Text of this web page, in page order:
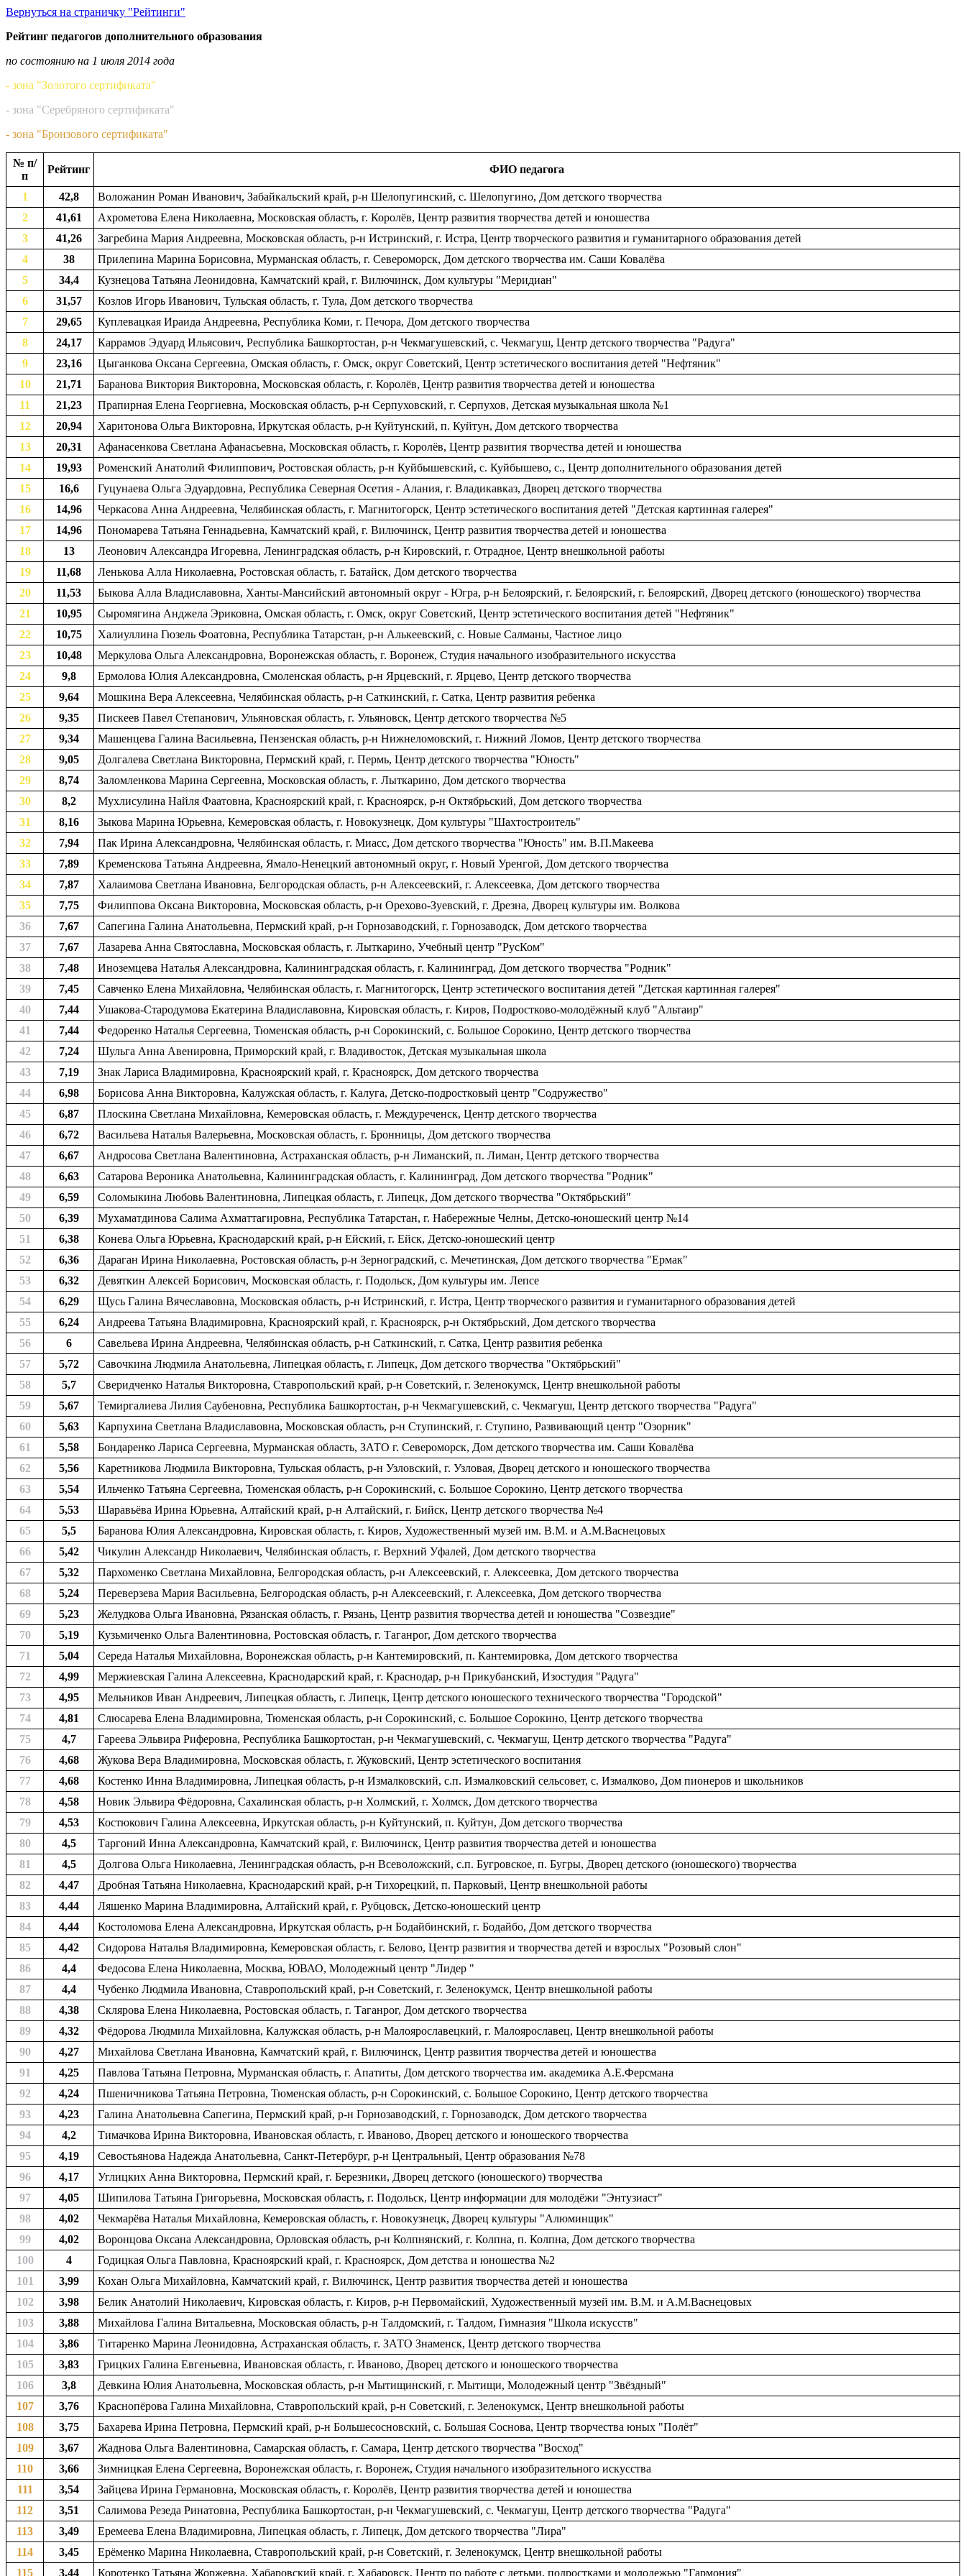
Вернуться на страничку "Рейтинги"
Рейтинг педагогов дополнительного образования
по состоянию на 1 июля 2014 года
- зона "Золотого сертификата"
- зона "Серебряного сертификата"
- зона "Бронзового сертификата"
№ п/
п
Рейтинг ФИО педагога
1 42,8
Воложанин Роман Иванович, Забайкальский край, р-н Шелопугинский, с. Шелопугино, Дом детского творчества
2
41,61
Ахрометова Елена Николаевна, Московская область, г. Королёв, Центр развития творчества детей и юношества
3
41,26
Загребина Мария Андреевна, Московская область, р-н Истринский, г. Истра, Центр творческого развития и гуманитарного образования детей
4
38
Прилепина Марина Борисовна, Мурманская область, г. Североморск, Дом детского творчества им. Саши Ковалёва
5
34,4
Кузнецова Татьяна Леонидовна, Камчатский край, г. Вилючинск, Дом культуры "Меридиан"
6
31,57
Козлов Игорь Иванович, Тульская область, г. Тула, Дом детского творчества
7
29,65
Куплевацкая Ираида Андреевна, Республика Коми, г. Печора, Дом детского творчества
8
24,17
Каррамов Эдуард Ильясович, Республика Башкортостан, р-н Чекмагушевский, с. Чекмагуш, Центр детского творчества "Радуга"
9
23,16
Цыганкова Оксана Сергеевна, Омская область, г. Омск, округ Советский, Центр эстетического воспитания детей "Нефтяник"
10
21,71
Баранова Виктория Викторовна, Московская область, г. Королёв, Центр развития творчества детей и юношества
11
21,23
Прапирная Елена Георгиевна, Московская область, р-н Серпуховский, г. Серпухов, Детская музыкальная школа №1
12
20,94
Харитонова Ольга Викторовна, Иркутская область, р-н Куйтунский, п. Куйтун, Дом детского творчества
13
20,31
Афанасенкова Светлана Афанасьевна, Московская область, г. Королёв, Центр развития творчества детей и юношества
14
19,93
Роменский Анатолий Филиппович, Ростовская область, р-н Куйбышевский, с. Куйбышево, с., Центр дополнительного образования детей
15
16,6
Гуцунаева Ольга Эдуардовна, Республика Северная Осетия - Алания, г. Владикавказ, Дворец детского творчества
16
14,96
Черкасова Анна Андреевна, Челябинская область, г. Магнитогорск, Центр эстетического воспитания детей "Детская картинная галерея"
17
14,96
Пономарева Татьяна Геннадьевна, Камчатский край, г. Вилючинск, Центр развития творчества детей и юношества
18
13
Леонович Александра Игоревна, Ленинградская область, р-н Кировский, г. Отрадное, Центр внешкольной работы
19
11,68
Ленькова Алла Николаевна, Ростовская область, г. Батайск, Дом детского творчества
20
11,53
Быкова Алла Владиславовна, Ханты-Мансийский автономный округ - Югра, р-н Белоярский, г. Белоярский, г. Белоярский, Дворец детского (юношеского) творчества
21
10,95
Сыромягина Анджела Эриковна, Омская область, г. Омск, округ Советский, Центр эстетического воспитания детей "Нефтяник"
22
10,75
Халиуллина Гюзель Фоатовна, Республика Татарстан, р-н Алькеевский, с. Новые Салманы, Частное лицо
23
10,48
Меркулова Ольга Александровна, Воронежская область, г. Воронеж, Студия начального изобразительного искусства
24
9,8
Ермолова Юлия Александровна, Смоленская область, р-н Ярцевский, г. Ярцево, Центр детского творчества
25
9,64
Мошкина Вера Алексеевна, Челябинская область, р-н Саткинский, г. Сатка, Центр развития ребенка
26
9,35
Пискеев Павел Степанович, Ульяновская область, г. Ульяновск, Центр детского творчества №5
27
9,34
Машенцева Галина Васильевна, Пензенская область, р-н Нижнеломовский, г. Нижний Ломов, Центр детского творчества
28
9,05
Долгалева Светлана Викторовна, Пермский край, г. Пермь, Центр детского творчества "Юность"
29
8,74
Заломленкова Марина Сергеевна, Московская область, г. Лыткарино, Дом детского творчества
30
8,2
Мухлисулина Найля Фаатовна, Красноярский край, г. Красноярск, р-н Октябрьский, Дом детского творчества
31
8,16
Зыкова Марина Юрьевна, Кемеровская область, г. Новокузнецк, Дом культуры "Шахтостроитель"
32
7,94
Пак Ирина Александровна, Челябинская область, г. Миасс, Дом детского творчества "Юность" им. В.П.Макеева
33
7,89
Кременскова Татьяна Андреевна, Ямало-Ненецкий автономный округ, г. Новый Уренгой, Дом детского творчества
34
7,87
Халаимова Светлана Ивановна, Белгородская область, р-н Алексеевский, г. Алексеевка, Дом детского творчества
35
7,75
Филиппова Оксана Викторовна, Московская область, р-н Орехово-Зуевский, г. Дрезна, Дворец культуры им. Волкова
36
7,67
Сапегина Галина Анатольевна, Пермский край, р-н Горнозаводский, г. Горнозаводск, Дом детского творчества
37
7,67
Лазарева Анна Святославна, Московская область, г. Лыткарино, Учебный центр "РусКом"
38
7,48
Иноземцева Наталья Александровна, Калининградская область, г. Калининград, Дом детского творчества "Родник"
39
7,45
Савченко Елена Михайловна, Челябинская область, г. Магнитогорск, Центр эстетического воспитания детей "Детская картинная галерея"
40
7,44
Ушакова-Стародумова Екатерина Владиславовна, Кировская область, г. Киров, Подростково-молодёжный клуб "Альтаир"
41
7,44
Федоренко Наталья Сергеевна, Тюменская область, р-н Сорокинский, с. Большое Сорокино, Центр детского творчества
42
7,24
Шульга Анна Авенировна, Приморский край, г. Владивосток, Детская музыкальная школа
43
7,19
Знак Лариса Владимировна, Красноярский край, г. Красноярск, Дом детского творчества
44
6,98
Борисова Анна Викторовна, Калужская область, г. Калуга, Детско-подростковый центр "Содружество"
45
6,87
Плоскина Светлана Михайловна, Кемеровская область, г. Междуреченск, Центр детского творчества
46
6,72
Васильева Наталья Валерьевна, Московская область, г. Бронницы, Дом детского творчества
47
6,67
Андросова Светлана Валентиновна, Астраханская область, р-н Лиманский, п. Лиман, Центр детского творчества
48
6,63
Сатарова Вероника Анатольевна, Калининградская область, г. Калининград, Дом детского творчества "Родник"
49
6,59
Соломыкина Любовь Валентиновна, Липецкая область, г. Липецк, Дом детского творчества "Октябрьский"
50
6,39
Мухаматдинова Салима Ахматтагировна, Республика Татарстан, г. Набережные Челны, Детско-юношеский центр №14
51
6,38
Конева Ольга Юрьевна, Краснодарский край, р-н Ейский, г. Ейск, Детско-юношеский центр
52
6,36
Дараган Ирина Николаевна, Ростовская область, р-н Зерноградский, с. Мечетинская, Дом детского творчества "Ермак"
53
6,32
Девяткин Алексей Борисович, Московская область, г. Подольск, Дом культуры им. Лепсе
54
6,29
Щусь Галина Вячеславовна, Московская область, р-н Истринский, г. Истра, Центр творческого развития и гуманитарного образования детей
55
6,24
Андреева Татьяна Владимировна, Красноярский край, г. Красноярск, р-н Октябрьский, Дом детского творчества
56
6
Савельева Ирина Андреевна, Челябинская область, р-н Саткинский, г. Сатка, Центр развития ребенка
57
5,72
Савочкина Людмила Анатольевна, Липецкая область, г. Липецк, Дом детского творчества "Октябрьский"
58
5,7
Сверидченко Наталья Викторовна, Ставропольский край, р-н Советский, г. Зеленокумск, Центр внешкольной работы
59
5,67
Темиргалиева Лилия Саубеновна, Республика Башкортостан, р-н Чекмагушевский, с. Чекмагуш, Центр детского творчества "Радуга"
60
5,63
Карпухина Светлана Владиславовна, Московская область, р-н Ступинский, г. Ступино, Развивающий центр "Озорник"
61
5,58
Бондаренко Лариса Сергеевна, Мурманская область, ЗАТО г. Североморск, Дом детского творчества им. Саши Ковалёва
62
5,56
Каретникова Людмила Викторовна, Тульская область, р-н Узловский, г. Узловая, Дворец детского и юношеского творчества
63
5,54
Ильченко Татьяна Сергеевна, Тюменская область, р-н Сорокинский, с. Большое Сорокино, Центр детского творчества
64
5,53
Шаравьёва Ирина Юрьевна, Алтайский край, р-н Алтайский, г. Бийск, Центр детского творчества №4
65
5,5
Баранова Юлия Александровна, Кировская область, г. Киров, Художественный музей им. В.М. и А.М.Васнецовых
66
5,42
Чикулин Александр Николаевич, Челябинская область, г. Верхний Уфалей, Дом детского творчества
67
5,32
Пархоменко Светлана Михайловна, Белгородская область, р-н Алексеевский, г. Алексеевка, Дом детского творчества
68
5,24
Переверзева Мария Васильевна, Белгородская область, р-н Алексеевский, г. Алексеевка, Дом детского творчества
69
5,23
Желудкова Ольга Ивановна, Рязанская область, г. Рязань, Центр развития творчества детей и юношества "Созвездие"
70
5,19
Кузьмиченко Ольга Валентиновна, Ростовская область, г. Таганрог, Дом детского творчества
71
5,04
Середа Наталья Михайловна, Воронежская область, р-н Кантемировский, п. Кантемировка, Дом детского творчества
72
4,99
Мержиевская Галина Алексеевна, Краснодарский край, г. Краснодар, р-н Прикубанский, Изостудия "Радуга"
73
4,95
Мельников Иван Андреевич, Липецкая область, г. Липецк, Центр детского юношеского технического творчества "Городской"
74
4,81
Слюсарева Елена Владимировна, Тюменская область, р-н Сорокинский, с. Большое Сорокино, Центр детского творчества
75
4,7
Гареева Эльвира Риферовна, Республика Башкортостан, р-н Чекмагушевский, с. Чекмагуш, Центр детского творчества "Радуга"
76
4,68
Жукова Вера Владимировна, Московская область, г. Жуковский, Центр эстетического воспитания
77
4,68
Костенко Инна Владимировна, Липецкая область, р-н Измалковский, с.п. Измалковский сельсовет, с. Измалково, Дом пионеров и школьников
78
4,58
Новик Эльвира Фёдоровна, Сахалинская область, р-н Холмский, г. Холмск, Дом детского творчества
79
4,53
Костюкович Галина Алексеевна, Иркутская область, р-н Куйтунский, п. Куйтун, Дом детского творчества
80
4,5
Таргоний Инна Александровна, Камчатский край, г. Вилючинск, Центр развития творчества детей и юношества
81
4,5
Долгова Ольга Николаевна, Ленинградская область, р-н Всеволожский, с.п. Бугровское, п. Бугры, Дворец детского (юношеского) творчества
82
4,47
Дробная Татьяна Николаевна, Краснодарский край, р-н Тихорецкий, п. Парковый, Центр внешкольной работы
83
4,44
Ляшенко Марина Владимировна, Алтайский край, г. Рубцовск, Детско-юношеский центр
84
4,44
Костоломова Елена Александровна, Иркутская область, р-н Бодайбинский, г. Бодайбо, Дом детского творчества
85
4,42
Сидорова Наталья Владимировна, Кемеровская область, г. Белово, Центр развития и творчества детей и взрослых "Розовый слон"
86
4,4
Федосова Елена Николаевна, Москва, ЮВАО, Молодежный центр "Лидер "
87
4,4
Чубенко Людмила Ивановна, Ставропольский край, р-н Советский, г. Зеленокумск, Центр внешкольной работы
88
4,38
Склярова Елена Николаевна, Ростовская область, г. Таганрог, Дом детского творчества
89
4,32
Фёдорова Людмила Михайловна, Калужская область, р-н Малоярославецкий, г. Малоярославец, Центр внешкольной работы
90
4,27
Михайлова Светлана Ивановна, Камчатский край, г. Вилючинск, Центр развития творчества детей и юношества
91
4,25
Павлова Татьяна Петровна, Мурманская область, г. Апатиты, Дом детского творчества им. академика А.Е.Ферсмана
92
4,24
Пшеничникова Татьяна Петровна, Тюменская область, р-н Сорокинский, с. Большое Сорокино, Центр детского творчества
93
4,23
Галина Анатольевна Сапегина, Пермский край, р-н Горнозаводский, г. Горнозаводск, Дом детского творчества
94
4,2
Тимачкова Ирина Викторовна, Ивановская область, г. Иваново, Дворец детского и юношеского творчества
95
4,19
Севостьянова Надежда Анатольевна, Санкт-Петербург, р-н Центральный, Центр образования №78
96
4,17
Углицких Анна Викторовна, Пермский край, г. Березники, Дворец детского (юношеского) творчества
97
4,05
Шипилова Татьяна Григорьевна, Московская область, г. Подольск, Центр информации для молодёжи "Энтузиаст"
98
4,02
Чекмарёва Наталья Михайловна, Кемеровская область, г. Новокузнецк, Дворец культуры "Алюминщик"
99
4,02
Воронцова Оксана Александровна, Орловская область, р-н Колпнянский, г. Колпна, п. Колпна, Дом детского творчества
100
4
Годицкая Ольга Павловна, Красноярский край, г. Красноярск, Дом детства и юношества №2
101
3,99
Кохан Ольга Михайловна, Камчатский край, г. Вилючинск, Центр развития творчества детей и юношества
102
3,98
Белик Анатолий Николаевич, Кировская область, г. Киров, р-н Первомайский, Художественный музей им. В.М. и А.М.Васнецовых
103
3,88
Михайлова Галина Витальевна, Московская область, р-н Талдомский, г. Талдом, Гимназия "Школа искусств"
104
3,86
Титаренко Марина Леонидовна, Астраханская область, г. ЗАТО Знаменск, Центр детского творчества
105
3,83
Грицких Галина Евгеньевна, Ивановская область, г. Иваново, Дворец детского и юношеского творчества
106
3,8
Девкина Юлия Анатольевна, Московская область, р-н Мытищинский, г. Мытищи, Молодежный центр "Звёздный"
107
3,76
Краснопёрова Галина Михайловна, Ставропольский край, р-н Советский, г. Зеленокумск, Центр внешкольной работы
108
3,75
Бахарева Ирина Петровна, Пермский край, р-н Большесосновский, с. Большая Соснова, Центр творчества юных "Полёт"
109
3,67
Жаднова Ольга Валентиновна, Самарская область, г. Самара, Центр детского творчества "Восход"
110
3,66
Зимницкая Елена Сергеевна, Воронежская область, г. Воронеж, Студия начального изобразительного искусства
111
3,54
Зайцева Ирина Германовна, Московская область, г. Королёв, Центр развития творчества детей и юношества
112
3,51
Салимова Резеда Ринатовна, Республика Башкортостан, р-н Чекмагушевский, с. Чекмагуш, Центр детского творчества "Радуга"
113
3,49
Еремеева Елена Владимировна, Липецкая область, г. Липецк, Дом детского творчества "Лира"
114
3,45
Ерёменко Марина Николаевна, Ставропольский край, р-н Советский, г. Зеленокумск, Центр внешкольной работы
115
3,44 Коротенко Татьяна Жоржевна, Хабаровский край, г. Хабаровск, Центр по работе с детьми, подростками и молодежью "Гармония"